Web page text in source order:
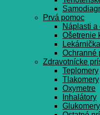
Prvá pomoc
Náplasti a
Ošetrenie
Ochranné
Zdravotnícke
Teplomery
Tlakomery
Oxymetre
Inhalátory
Glukomery